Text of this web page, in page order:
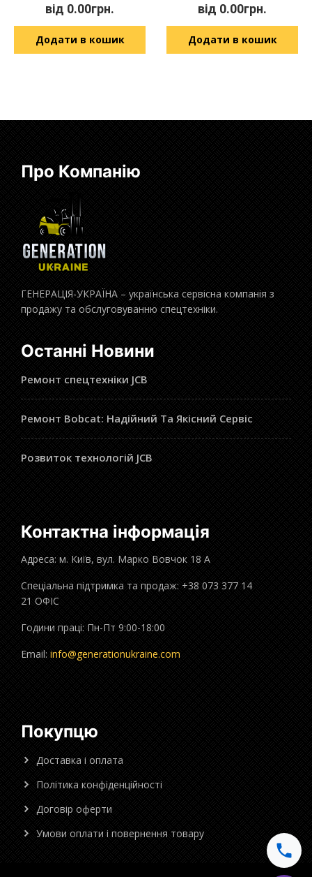
від 0.00грн.
Додати в кошик
від 0.00грн.
Додати в кошик
Про Компанію
ГЕНЕРАЦІЯ-УКРАЇНА – українська сервісна компанія з
продажу та обслуговуванню спецтехніки.
Останні Новини
Ремонт спецтехніки JCB
Ремонт Bobcat: Надійний Та Якісний Сервіс
Розвиток технологій JCB
Контактна інформація
Адреса: м. Київ, вул. Марко Вовчок 18 А
Спеціальна підтримка та продаж: +38 073 377 14
21 ОФІС
Години праці: Пн-Пт 9:00-18:00
Email: info@generationukraine.com
Покупцю
Доставка і оплата
Політика конфіденційності
Договір оферти
Умови оплати і повернення товару